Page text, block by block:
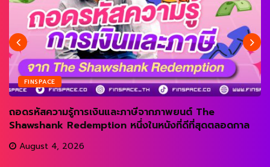
FINSPACE
ถอดรหัสความรู้การเงินและภาษีจากภาพยนต์ The
Shawshank Redemption หนึ่งในหนังที่ดีที่สุดตลอดกาล
August 4, 2026